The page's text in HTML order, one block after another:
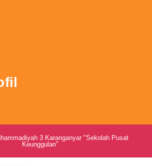
3 Karanganyar "Sekolah Pusat
Keunggulan"